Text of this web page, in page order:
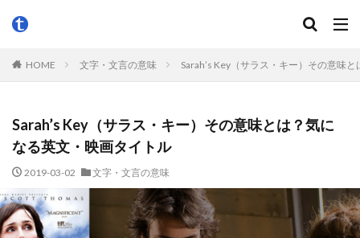
HOME 文字・文言の意味 Sarah’s Key（サラス・キー）その意味
Sarah’s Key（サラス・キー）その意味とは？気に
なる英文・映画タイトル
2019-03-02 文字・文言の意味